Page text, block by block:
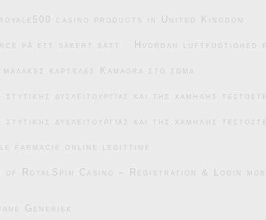
casino products in United Kingdom
på ett säkert sätt Hvordan luftfugtighed
μαλακές καρτέλες Kamagra στο σώμα
δυσλειτουργίας και της χαμηλής
δυσλειτουργίας και της χαμηλής
farmacie online legittime
of RoyalSpin Casino – Registration & Login
Generiek